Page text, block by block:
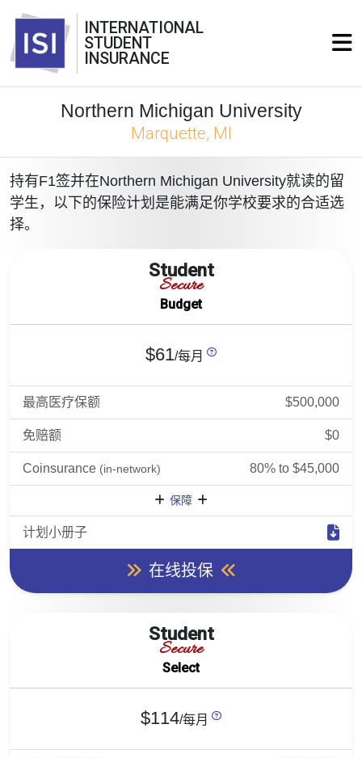
INTERNATIONAL
STUDENT
INSURANCE
Northern Michigan University
Marquette, MI
持有F1签并在Northern Michigan University就读的留
学生，以下的保险计划是能满足你学校要求的合适选
择。
Student
Secure
Budget
$61/每月
最高医疗保额 $500,000
免赔额 $0
Coinsurance (in-network) 80% to $45,000
保障
计划小册子
在线投保
Student
Secure
Select
$114/每月